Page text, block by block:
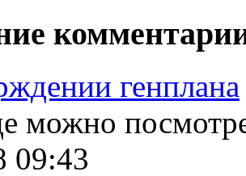
генплана
можно
09:43